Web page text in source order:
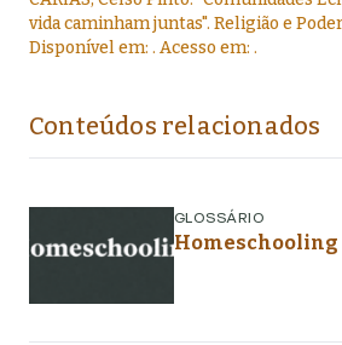
vida caminham juntas". Religião e
Disponível em: . Acesso em: .
Conteúdos relacionados
GLOSSÁRIO
Homeschooling